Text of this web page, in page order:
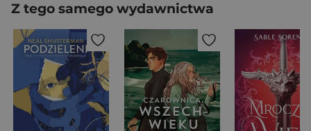
Z tego samego wydawnictwa